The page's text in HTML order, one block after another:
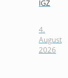
IGZ
4.
August
2026